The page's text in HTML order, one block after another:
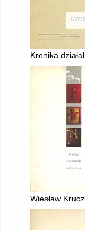
Kronika
Wiesław